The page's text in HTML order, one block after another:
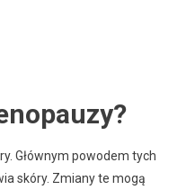
Głównym powodem tych
skóry. Zmiany te mogą